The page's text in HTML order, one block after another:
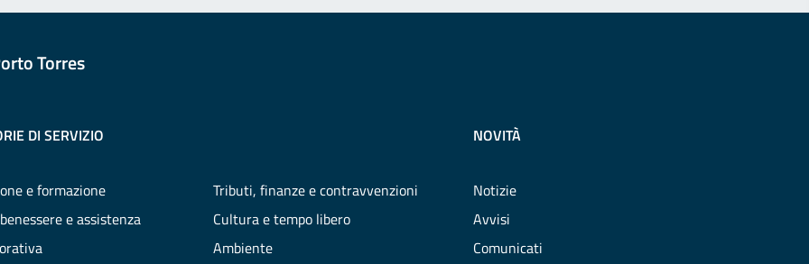
Torres
DI SERVIZIO
e formazione
e assistenza
Tributi, finanze e contravvenzioni
Cultura e tempo libero
Ambiente
NOVITÀ
Notizie
Avvisi
Comunicati